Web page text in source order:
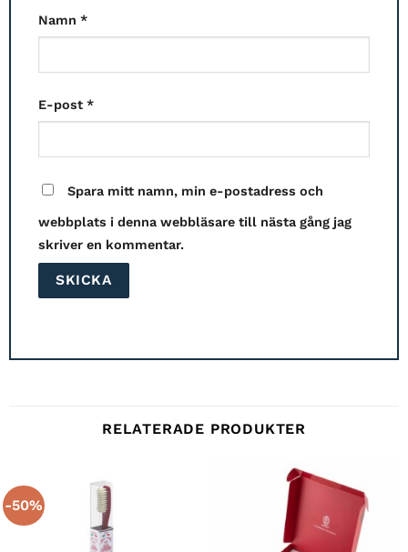
Namn *
E-post *
Spara mitt namn, min e-postadress och
webbplats i denna webbläsare till nästa gång jag
skriver en kommentar.
RELATERADE PRODUKTER
-50%